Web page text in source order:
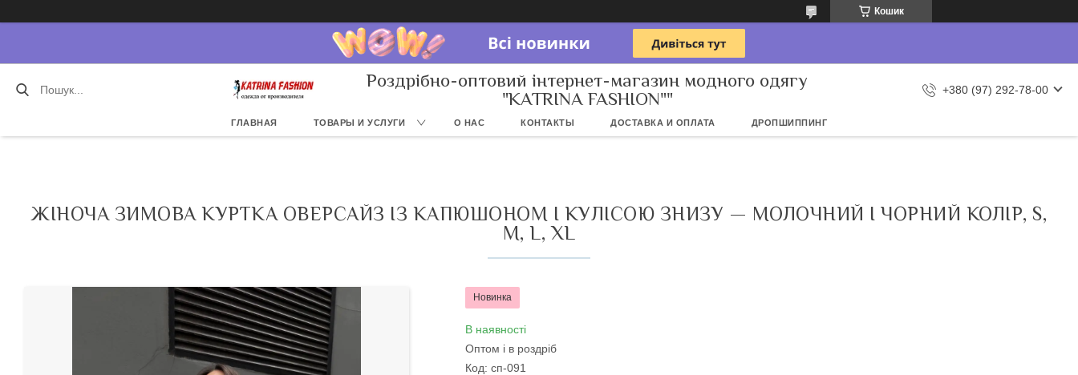
Кошик
Роздрібно-оптовий інтернет-магазин модного одягу
"KATRINA FASHION""
+380 (97) 292-78-00
ГЛАВНАЯ ТОВАРЫ И УСЛУГИ О НАС КОНТАКТЫ ДОСТАВКА И ОПЛАТА ДРОПШИППИНГ
ЖІНОЧА ЗИМОВА КУРТКА ОВЕРСАЙЗ ІЗ КАПЮШОНОМ І КУЛІСОЮ ЗНИЗУ — МОЛОЧНИЙ І ЧОРНИЙ КОЛІР, S,
М, L, XL
Новинка
В наявності
Оптом і в роздріб
Код: сп-091